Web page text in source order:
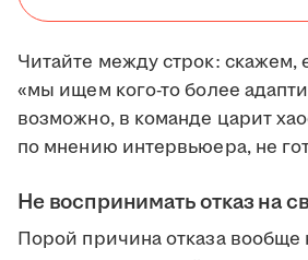
Читайте между строк: скажем,
«мы ищем кого-то более
возможно, в команде царит
по мнению интервьюера, не
Не воспринимать отказ на
Порой причина отказа вообще